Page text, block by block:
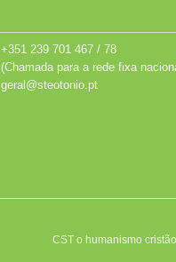
+351 239 701 467 / 78
(Chamada para a rede fixa
geral@steotonio.pt
CST o humanismo